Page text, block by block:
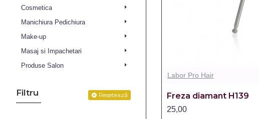
Cosmetica
Manichiura Pedichiura
Make-up
Masaj si Impachetari
Produse Salon
Filtru Resetează
Labor Pro Hair
Freza diamant H139
25,00